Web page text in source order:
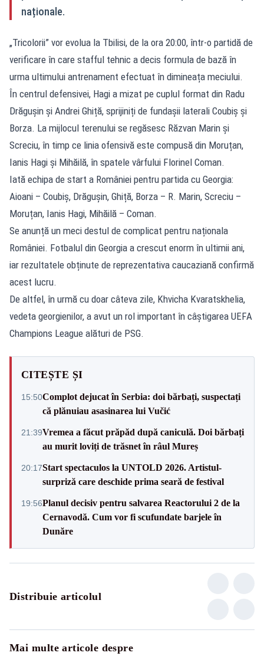
naționale.
„Tricolorii” vor evolua la Tbilisi, de la ora 20:00, într-o partidă de
verificare în care stafful tehnic a decis formula de bază în
urma ultimului antrenament efectuat în dimineața meciului.
În centrul defensivei, Hagi a mizat pe cuplul format din Radu
Drăgușin și Andrei Ghiță, sprijiniți de fundașii laterali Coubiș și
Borza. La mijlocul terenului se regăsesc Răzvan Marin și
Screciu, în timp ce linia ofensivă este compusă din Moruțan,
Ianis Hagi și Mihăilă, în spatele vârfului Florinel Coman.
Iată echipa de start a României pentru partida cu Georgia:
Aioani – Coubiș, Drăgușin, Ghiță, Borza – R. Marin, Screciu –
Moruțan, Ianis Hagi, Mihăilă – Coman.
Se anunță un meci destul de complicat pentru naționala
României. Fotbalul din Georgia a crescut enorm în ultimii ani,
iar rezultatele obținute de reprezentativa caucaziană confirmă
acest lucru.
De altfel, în urmă cu doar câteva zile, Khvicha Kvaratskhelia,
vedeta georgienilor, a avut un rol important în câștigarea UEFA
Champions League alături de PSG.
CITEȘTE ȘI
15:50Complot dejucat în Serbia: doi bărbați, suspectați
că plănuiau asasinarea lui Vučić
21:39Vremea a făcut prăpăd după caniculă. Doi bărbați
au murit loviți de trăsnet în râul Mureș
20:17Start spectaculos la UNTOLD 2026. Artistul-
surpriză care deschide prima seară de festival
19:56Planul decisiv pentru salvarea Reactorului 2 de la
Cernavodă. Cum vor fi scufundate barjele în
Dunăre
Distribuie articolul
Mai multe articole despre